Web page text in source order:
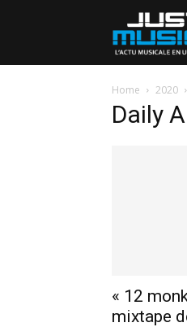
Home 2020
Daily
« 12
mixtape